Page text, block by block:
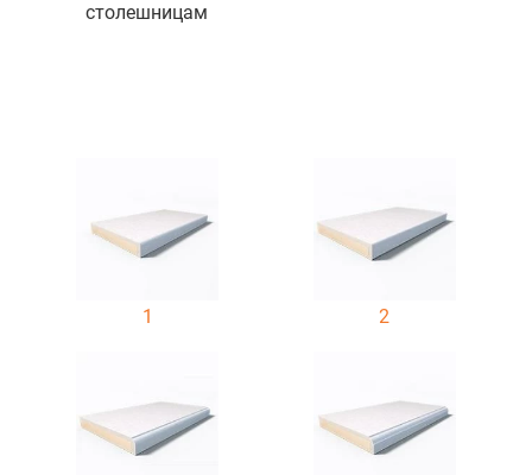
столешницам
1 2